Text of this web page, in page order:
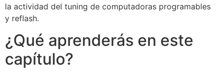
la actividad del tuning de computadoras programables
y reflash.
¿Qué aprenderás en este
capítulo?